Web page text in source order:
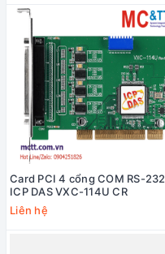
Card PCI 4 cổng COM RS-232
ICP DAS VXC-114U CR
Liên hệ